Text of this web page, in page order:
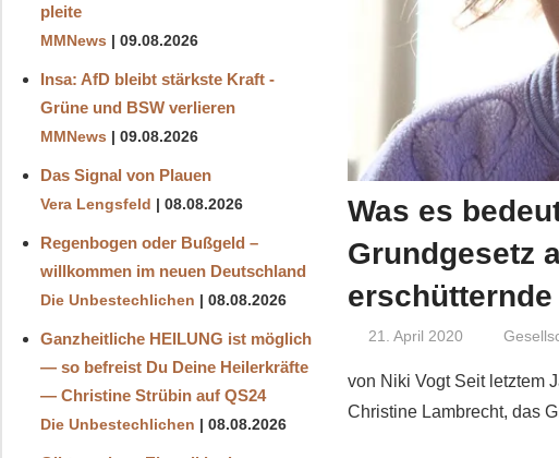
Was es
Grundgesetz
erschütternde
21. April 2020 Niki Vogt
von Niki Vogt Seit letztem
Christine Lambrecht, das
pleite
MMNews 09.08.2026
Insa: AfD bleibt stärkste Kraft -
Grüne und BSW verlieren
MMNews 09.08.2026
Das Signal von Plauen
Vera Lengsfeld 08.08.2026
Regenbogen oder Bußgeld –
willkommen im neuen Deutschland
Die Unbestechlichen 08.08.2026
Ganzheitliche HEILUNG ist möglich
— so befreist Du Deine Heilerkräfte
— Christine Strübin auf QS24
Die Unbestechlichen 08.08.2026